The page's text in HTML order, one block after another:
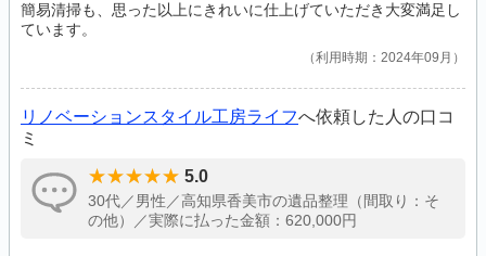
簡易清掃も、思った以上にきれいに仕上げていただき大変満足し
ています。
利用時期：2024年09月
リノベーションスタイル工房ライフへ依頼した人の口コ
ミ
5.0
30代／男性／高知県香美市の遺品整理（間取り：そ
の他）／実際に払った金額：620,000円